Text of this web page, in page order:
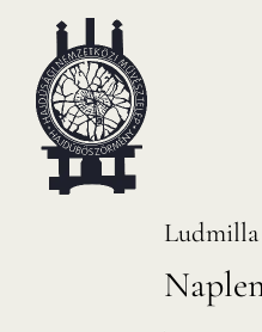
content
HANEMA – Hajdúsági
Ludmilla